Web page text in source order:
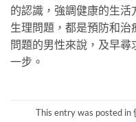
的認識，強調健康的生
生理問題，都是預防和
問題的男性來說，及早
一步。
This entry was posted in